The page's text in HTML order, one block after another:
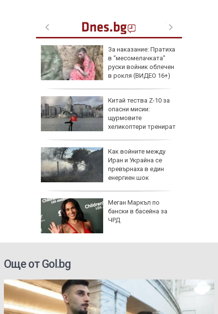
За наказание: Пратиха
в “месомелачката”
руски войник облечен
в рокля (ВИДЕО 16+)
Китай тества Z-10 за
опасни мисии:
щурмовите
хеликоптери тренират
Как войните между
Иран и Украйна се
превърнаха в един
енергиен шок
Меган Маркъл по
бански в басейна за
ЧРД
Още от Gol.bg